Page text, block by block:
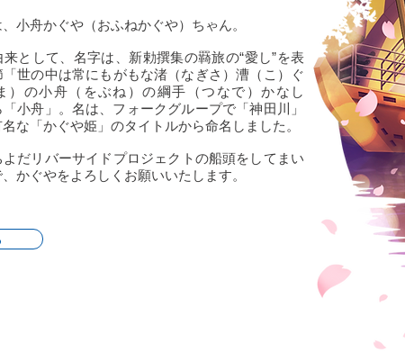
小舟かぐや（おふねかぐや）ちゃん。
来として、名字は、新勅撰集の羇旅の“愛し”を表
世の中は常にもがもな渚（なぎさ）漕（こ）ぐ
）の小舟（をぶね）の綱手（つなで）かなし
小舟」。名は、フォークグループで「神田川」
な「かぐや姫」のタイトルから命名しました。
だリバーサイドプロジェクトの船頭をしてまい
かぐやをよろしくお願いいたします。